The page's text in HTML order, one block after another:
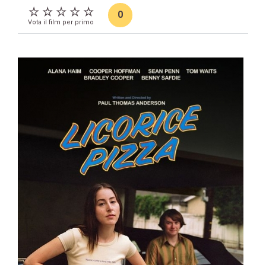
Vota il film per primo
0